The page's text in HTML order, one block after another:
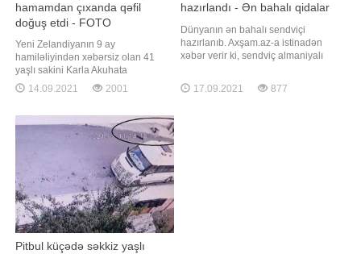
hamamdan çıxanda qəfil
doğuş etdi - FOTO
Yeni Zelandiyanın 9 ay
hamiləliyindən xəbərsiz olan 41
yaşlı sakini Karla Akuhata
gözlənimədən yataq otağında uşaq
dünyaya gətirib. BİG.AZ xəbər verir
Herald" yazır. Belə ki, bir həftə öncə
anasının evində olan Akuhata qarın
nahiyəsində kəskin ağrı hiss edib
14.09.2021 2001
hazırlandı - Ən bahalı qidalar
Dünyanın ən bahalı sendviçi
hazırlanıb. Axşam.az-a istinadən
xəbər verir ki, sendviç almaniyalı
qızıl istifadə olunaraq düzəldilib.
Həmin qida 3 milyon dollar
17.09.2021 877
Pitbul küçədə səkkiz yaşlı